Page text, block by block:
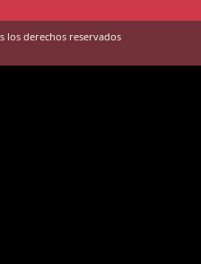
los derechos reservados